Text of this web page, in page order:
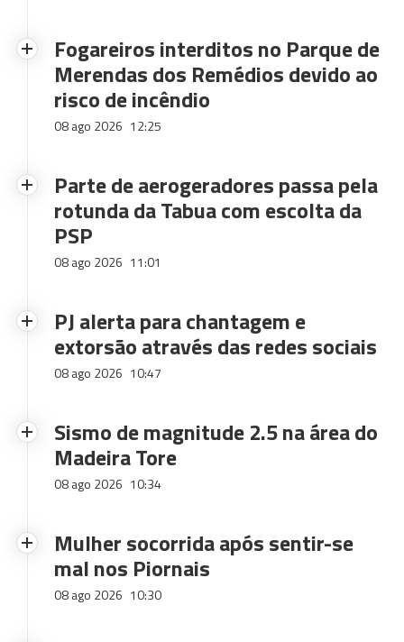
Fogareiros interditos no Parque de
Merendas dos Remédios devido ao
risco de incêndio
08 ago 2026 12:25
Parte de aerogeradores passa pela
rotunda da Tabua com escolta da
PSP
08 ago 2026 11:01
PJ alerta para chantagem e
extorsão através das redes sociais
08 ago 2026 10:47
Sismo de magnitude 2.5 na área do
Madeira Tore
08 ago 2026 10:34
Mulher socorrida após sentir-se
mal nos Piornais
08 ago 2026 10:30